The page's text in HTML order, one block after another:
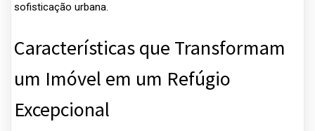
sofisticação urbana.
Características que Transformam
um Imóvel em um Refúgio
Excepcional